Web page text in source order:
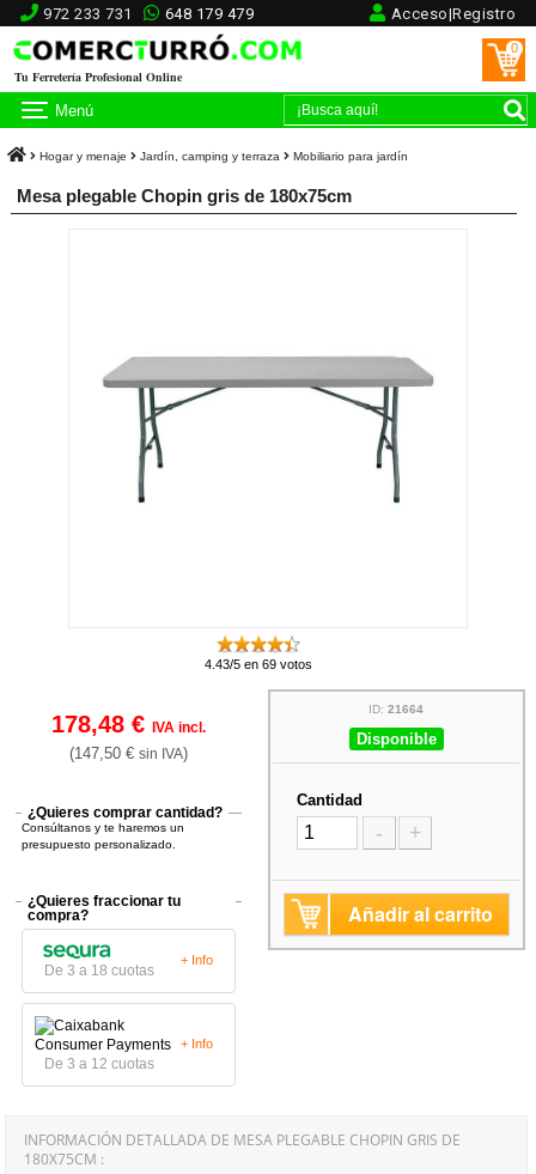
972 233 731 648 179 479 Acceso|Registro
Tu Ferretería Profesional Online
0
Menú
Hogar y menaje Jardín, camping y terraza Mobiliario para jardín
Mesa plegable Chopin gris de 180x75cm
4.43/5 en 69 votos
178,48 €IVA incl.
(147,50 €sin IVA)
¿Quieres comprar cantidad?
Consúltanos y te haremos un
presupuesto personalizado.
¿Quieres fraccionar tu
compra?
De 3 a 18 cuotas
+ Info
De 3 a 12 cuotas
+ Info
ID:21664
Disponible
Cantidad
- +
Añadir al carrito
INFORMACIÓN DETALLADA DE MESA PLEGABLE CHOPIN GRIS DE
180X75CM :